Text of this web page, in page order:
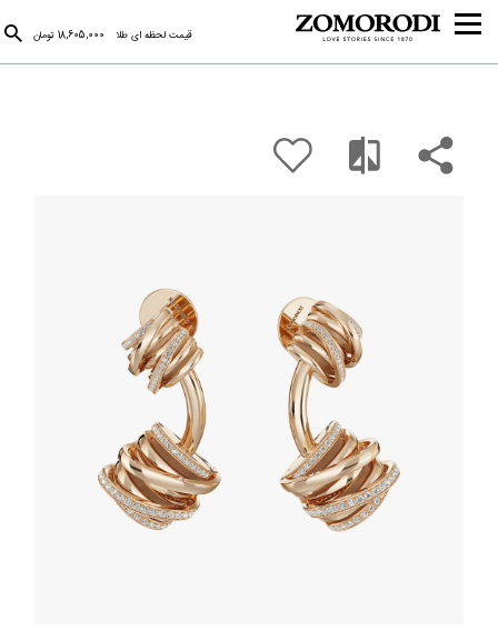
قیمت لحظه ای طلا 18,605,000 تومان